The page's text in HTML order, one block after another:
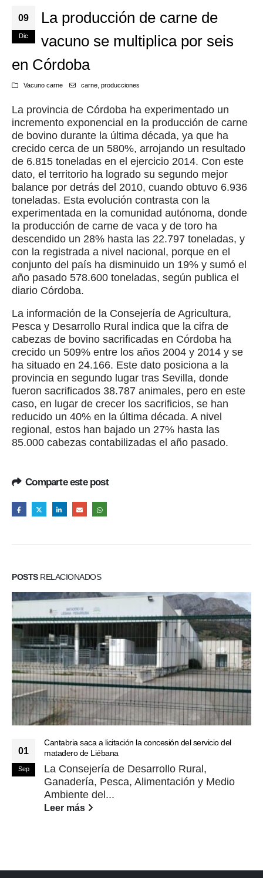
09
Dic
La producción de carne de
vacuno se multiplica por seis
en Córdoba
Vacuno carne carne, producciones
La provincia de Córdoba ha experimentado un
incremento exponencial en la producción de carne
de bovino durante la última década, ya que ha
crecido cerca de un 580%, arrojando un resultado
de 6.815 toneladas en el ejercicio 2014. Con este
dato, el territorio ha logrado su segundo mejor
balance por detrás del 2010, cuando obtuvo 6.936
toneladas. Esta evolución contrasta con la
experimentada en la comunidad autónoma, donde
la producción de carne de vaca y de toro ha
descendido un 28% hasta las 22.797 toneladas, y
con la registrada a nivel nacional, porque en el
conjunto del país ha disminuido un 19% y sumó el
año pasado 578.600 toneladas, según publica el
diario Córdoba.
La información de la Consejería de Agricultura,
Pesca y Desarrollo Rural indica que la cifra de
cabezas de bovino sacrificadas en Córdoba ha
crecido un 509% entre los años 2004 y 2014 y se
ha situado en 24.166. Este dato posiciona a la
provincia en segundo lugar tras Sevilla, donde
fueron sacrificados 38.787 animales, pero en este
caso, en lugar de crecer los sacrificios, se han
reducido un 40% en la última década. A nivel
regional, estos han bajado un 27% hasta las
85.000 cabezas contabilizadas el año pasado.
Comparte este post
POSTSRELACIONADOS
01
Sep
Cantabria saca a licitación la concesión del servicio del
matadero de Liébana
La Consejería de Desarrollo Rural,
Ganadería, Pesca, Alimentación y Medio
Ambiente del...
Leer más